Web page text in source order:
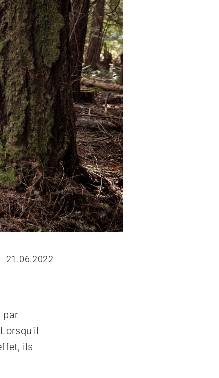
21.06.2022
par
ils